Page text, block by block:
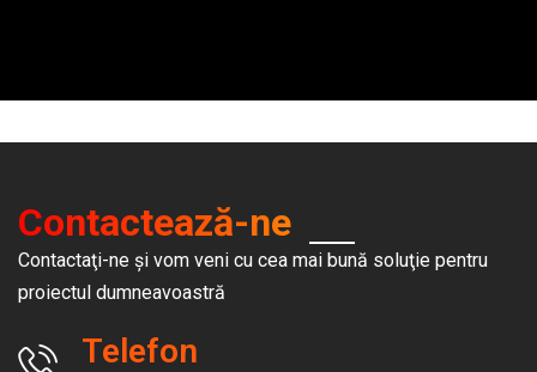
Contactează-ne
Contactaţi-ne şi vom veni cu cea mai bună soluţie pentru
proiectul dumneavoastră
Telefon